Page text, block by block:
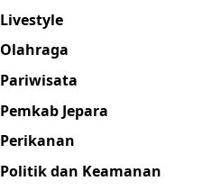
Livestyle
Olahraga
Pariwisata
Pemkab Jepara
Perikanan
Politik dan Keamanan